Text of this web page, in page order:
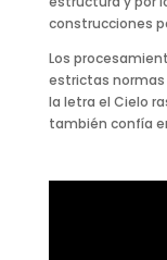
construcciones
Los
estrictas normas
la letra el Cielo
también confía